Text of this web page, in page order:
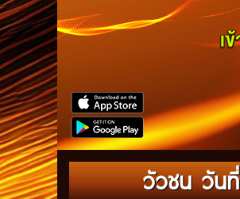
วัวชน วันที่